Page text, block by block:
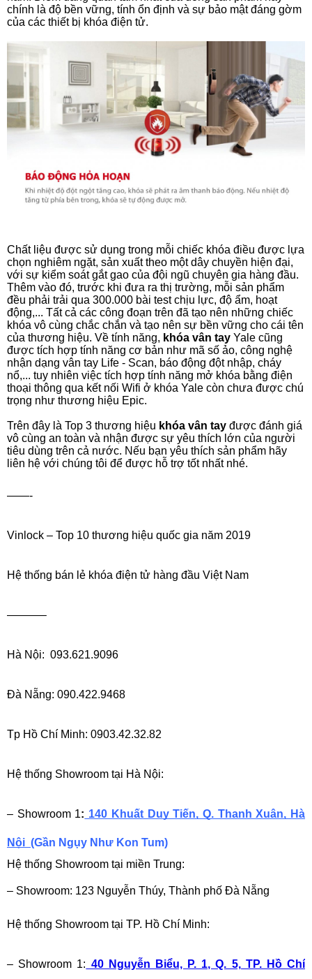
chính là độ bền vững, tính ổn định và sự bảo mật đáng gờm
của các thiết bị khóa điện tử.
Chất liệu được sử dụng trong mỗi chiếc khóa điều được lựa
chọn nghiêm ngặt, sản xuất theo một dây chuyền hiện đại,
với sự kiểm soát gắt gao của đội ngũ chuyên gia hàng đầu.
Thêm vào đó, trước khi đưa ra thị trường, mỗi sản phẩm
đều phải trải qua 300.000 bài test chịu lực, độ ẩm, hoạt
động,... Tất cả các công đoạn trên đã tạo nên những chiếc
khóa vô cùng chắc chắn và tạo nên sự bền vững cho cái tên
của thương hiệu. Về tính năng, khóa vân tay Yale cũng
được tích hợp tính năng cơ bản như mã số ảo, công nghệ
nhận dạng vân tay Life - Scan, báo động đột nhập, cháy
nổ,... tuy nhiên việc tích hợp tính năng mở khóa bằng điện
thoại thông qua kết nối Wifi ở khóa Yale còn chưa được chú
trọng như thương hiệu Epic.
Trên đây là Top 3 thương hiệu khóa vân tay được đánh giá
vô cùng an toàn và nhận được sự yêu thích lớn của người
tiêu dùng trên cả nước. Nếu bạn yêu thích sản phẩm hãy
liên hệ với chúng tôi để được hỗ trợ tốt nhất nhé.
——-
Vinlock – Top 10 thương hiệu quốc gia năm 2019
Hệ thống bán lẻ khóa điện tử hàng đầu Việt Nam
———–
Hà Nội:  093.621.9096
Đà Nẵng: 090.422.9468
Tp Hồ Chí Minh: 0903.42.32.82
Hệ thống Showroom tại Hà Nội:
– Showroom 1: 140 Khuất Duy Tiến, Q. Thanh Xuân, Hà
Nội (Gần Ngụy Như Kon Tum)
Hệ thống Showroom tại miền Trung:
– Showroom: 123 Nguyễn Thúy, Thành phố Đà Nẵng
Hệ thống Showroom tại TP. Hồ Chí Minh:
– Showroom 1: 40 Nguyễn Biểu, P. 1, Q. 5, TP. Hồ Chí